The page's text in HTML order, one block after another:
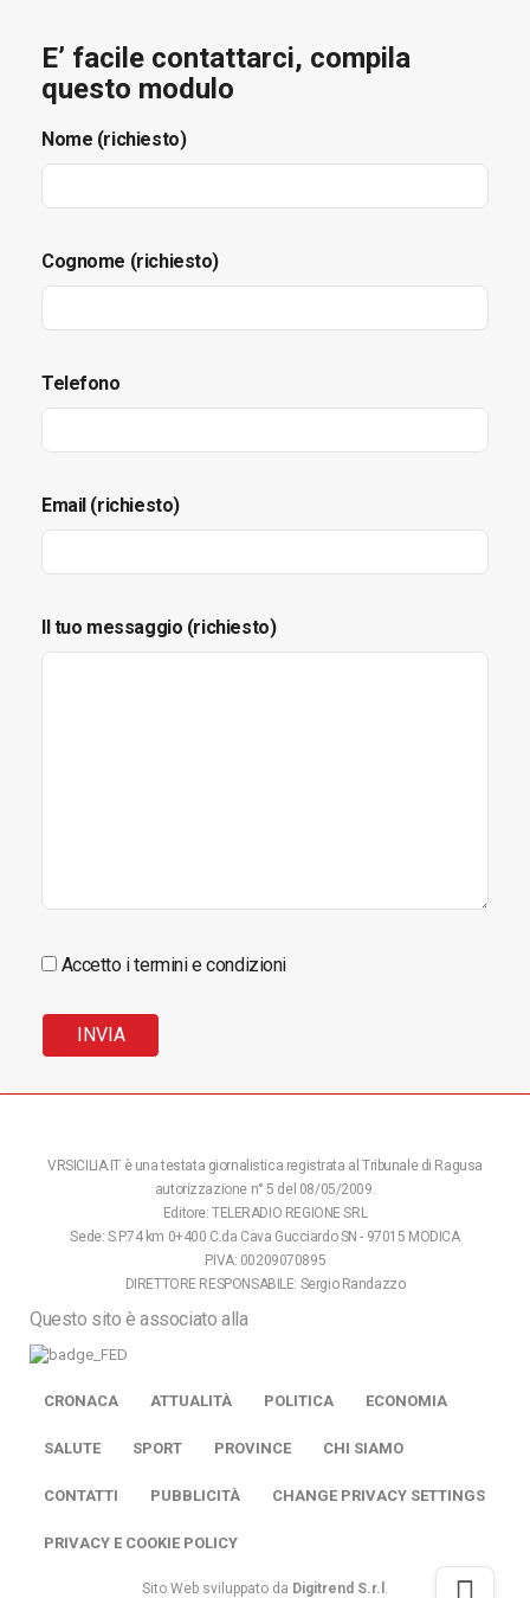
E’ facile contattarci, compila
questo modulo
Nome (richiesto)
Cognome (richiesto)
Telefono
Email (richiesto)
Il tuo messaggio (richiesto)
Accetto i termini e condizioni
VRSICILIA.IT è una testata giornalistica registrata al Tribunale di Ragusa
autorizzazione n° 5 del 08/05/2009.
Editore: TELERADIO REGIONE SRL
Sede: S.P.74 km 0+400 C.da Cava Gucciardo SN - 97015 MODICA
P.IVA: 00209070895
DIRETTORE RESPONSABILE: Sergio Randazzo
Questo sito è associato alla
CRONACA ATTUALITÀ POLITICA ECONOMIA
SALUTE SPORT PROVINCE CHI SIAMO
CONTATTI PUBBLICITÀ CHANGE PRIVACY SETTINGS
PRIVACY E COOKIE POLICY
Sito Web sviluppato da Digitrend S.r.l .